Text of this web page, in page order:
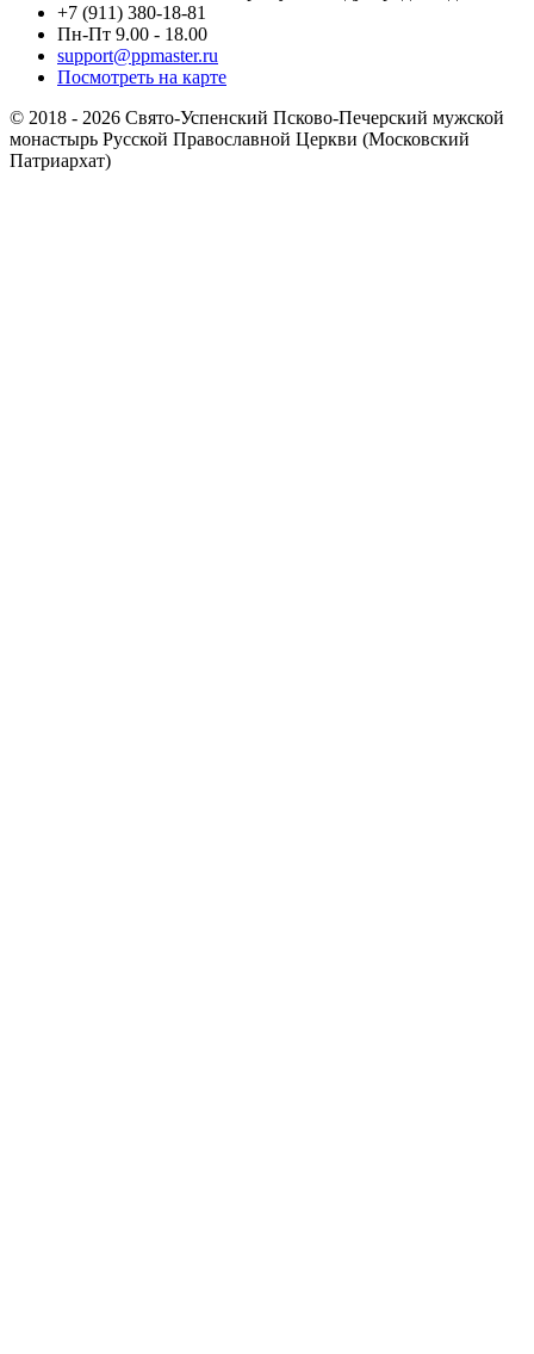
+7 (911) 380-18-81
Пн-Пт 9.00 - 18.00
support@ppmaster.ru
Посмотреть на карте
© 2018 - 2026 Свято-Успенский Псково-Печерский мужской
монастырь Русской Православной Церкви (Московский
Патриархат)